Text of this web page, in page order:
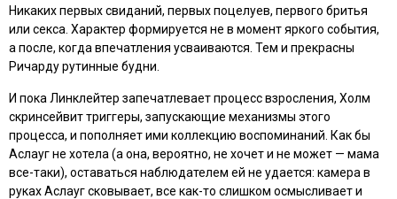
Никаких первых свиданий, первых поцелуев, первого бритья
или секса. Характер формируется не в момент яркого события,
а после, когда впечатления усваиваются. Тем и прекрасны
Ричарду рутинные будни.
И пока Линклейтер запечатлевает процесс взросления, Холм
скринсейвит триггеры, запускающие механизмы этого
процесса, и пополняет ими коллекцию воспоминаний. Как бы
Аслауг не хотела (а она, вероятно, не хочет и не может — мама
все-таки), оставаться наблюдателем ей не удается: камера в
руках Аслауг сковывает, все как-то слишком осмысливает и